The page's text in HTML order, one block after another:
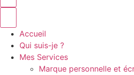
Accueil
Qui suis-je ?
Mes Services
Marque personnelle et